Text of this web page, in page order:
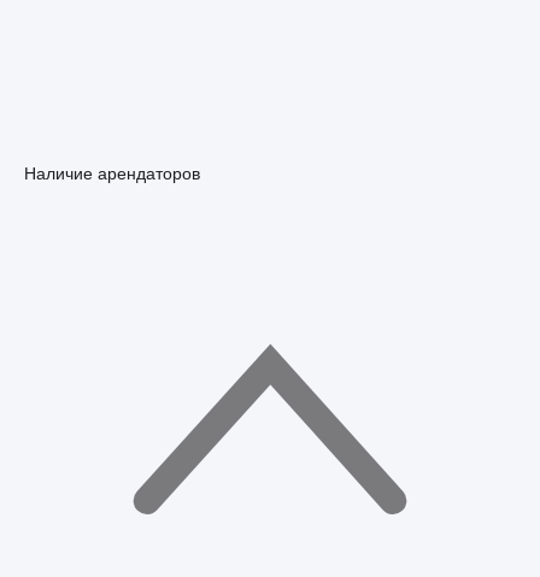
Наличие арендаторов